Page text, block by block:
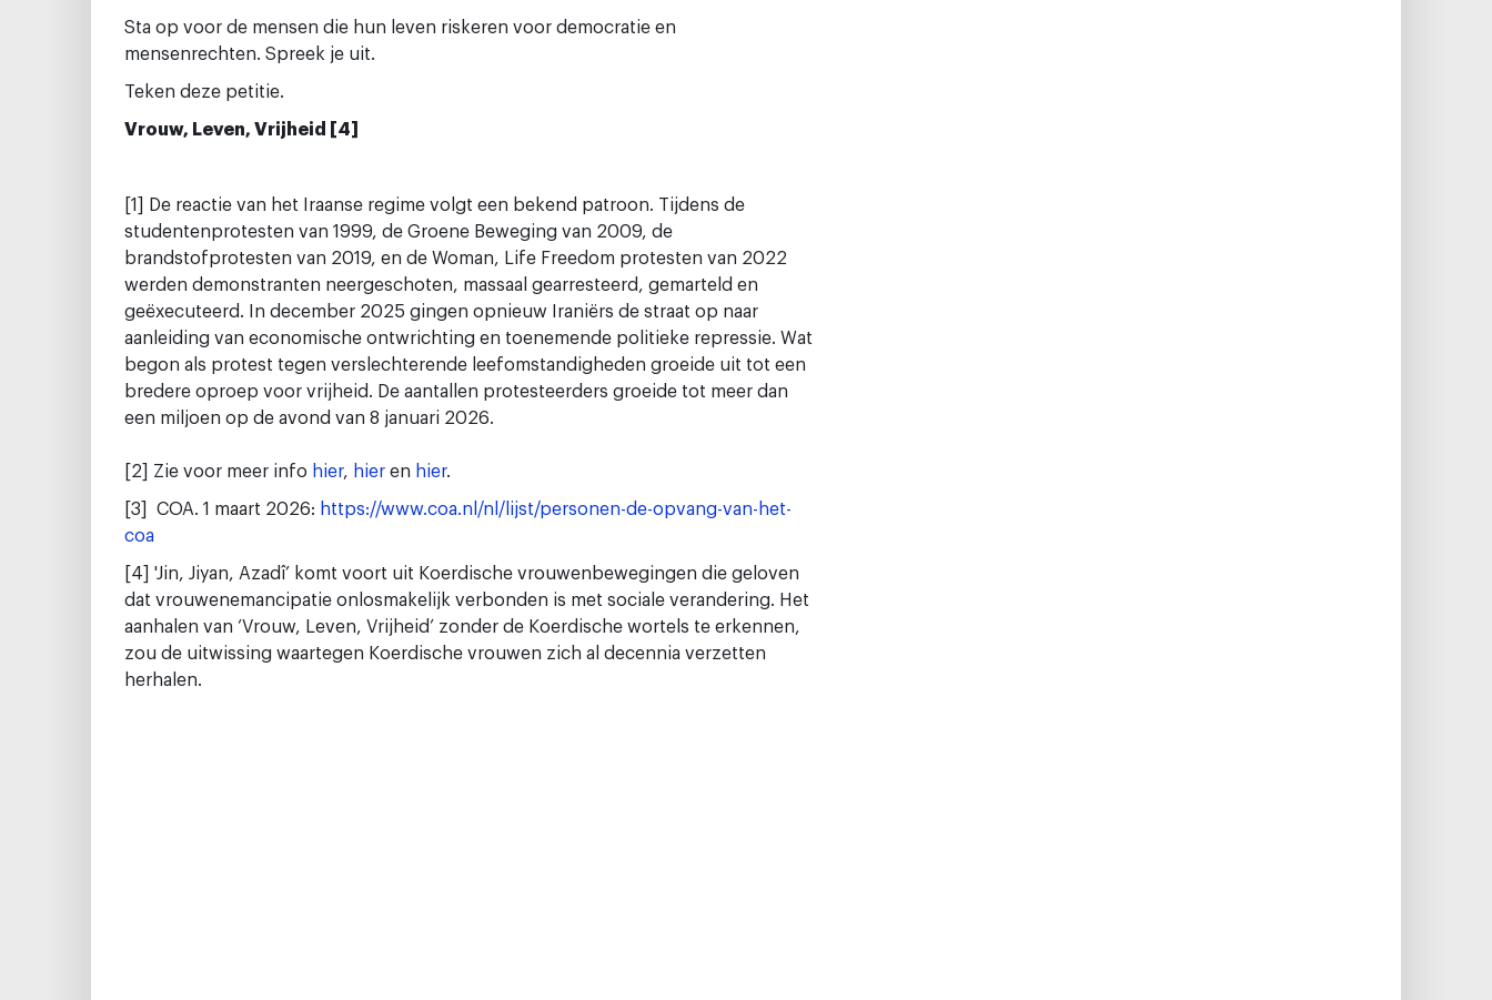
Sta op voor de mensen die hun leven riskeren voor democratie en
mensenrechten. Spreek je uit.
Teken deze petitie.
Vrouw, Leven, Vrijheid [4]
[1] De reactie van het Iraanse regime volgt een bekend patroon. Tijdens de
studentenprotesten van 1999, de Groene Beweging van 2009, de
brandstofprotesten van 2019, en de Woman, Life Freedom protesten van 2022
werden demonstranten neergeschoten, massaal gearresteerd, gemarteld en
geëxecuteerd. In december 2025 gingen opnieuw Iraniërs de straat op naar
aanleiding van economische ontwrichting en toenemende politieke repressie. Wat
begon als protest tegen verslechterende leefomstandigheden groeide uit tot een
bredere oproep voor vrijheid. De aantallen protesteerders groeide tot meer dan
een miljoen op de avond van 8 januari 2026.
[2] Zie voor meer info hier, hier en hier.
[3] COA. 1 maart 2026: https://www.coa.nl/nl/lijst/personen-de-opvang-van-het-
coa
[4] 'Jin, Jiyan, Azadî’ komt voort uit Koerdische vrouwenbewegingen die geloven
dat vrouwenemancipatie onlosmakelijk verbonden is met sociale verandering. Het
aanhalen van ‘Vrouw, Leven, Vrijheid’ zonder de Koerdische wortels te erkennen,
zou de uitwissing waartegen Koerdische vrouwen zich al decennia verzetten
herhalen.